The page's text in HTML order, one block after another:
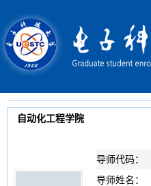
自动化工程学院
导师代码：
导师姓名：